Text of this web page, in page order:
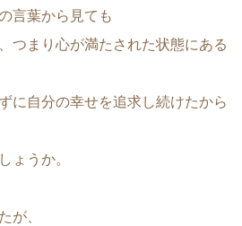
言葉から見ても
つまり心が満たされた状態にある
に自分の幸せを追求し続けたから
ょうか。
が、